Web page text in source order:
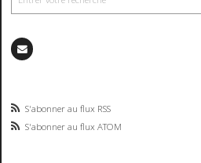
S'abonner au flux RSS
S'abonner au flux ATOM